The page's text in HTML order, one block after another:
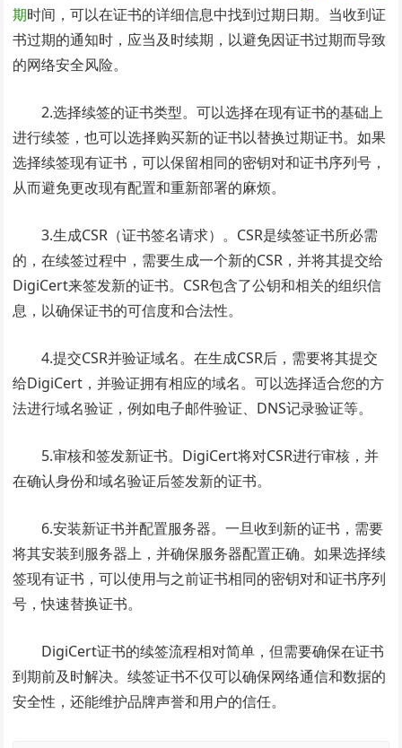
期时间，可以在证书的详细信息中找到过期日期。当收到证
书过期的通知时，应当及时续期，以避免因证书过期而导致
的网络安全风险。
2.选择续签的证书类型。可以选择在现有证书的基础上
进行续签，也可以选择购买新的证书以替换过期证书。如果
选择续签现有证书，可以保留相同的密钥对和证书序列号，
从而避免更改现有配置和重新部署的麻烦。
3.生成CSR（证书签名请求）。CSR是续签证书所必需
的，在续签过程中，需要生成一个新的CSR，并将其提交给
DigiCert来签发新的证书。CSR包含了公钥和相关的组织信
息，以确保证书的可信度和合法性。
4.提交CSR并验证域名。在生成CSR后，需要将其提交
给DigiCert，并验证拥有相应的域名。可以选择适合您的方
法进行域名验证，例如电子邮件验证、DNS记录验证等。
5.审核和签发新证书。DigiCert将对CSR进行审核，并
在确认身份和域名验证后签发新的证书。
6.安装新证书并配置服务器。一旦收到新的证书，需要
将其安装到服务器上，并确保服务器配置正确。如果选择续
签现有证书，可以使用与之前证书相同的密钥对和证书序列
号，快速替换证书。
DigiCert证书的续签流程相对简单，但需要确保在证书
到期前及时解决。续签证书不仅可以确保网络通信和数据的
安全性，还能维护品牌声誉和用户的信任。